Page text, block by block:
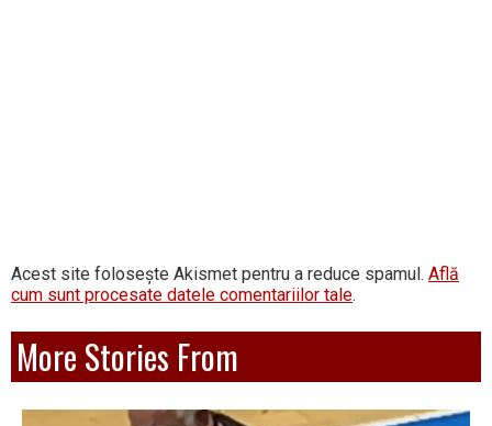
Acest site folosește Akismet pentru a reduce spamul. Află
cum sunt procesate datele comentariilor tale.
More Stories From